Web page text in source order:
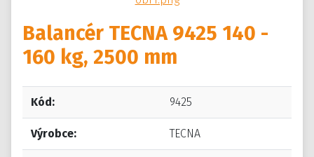
Balancér TECNA 9425 140 -
160 kg, 2500 mm
Kód: 9425
Výrobce: TECNA